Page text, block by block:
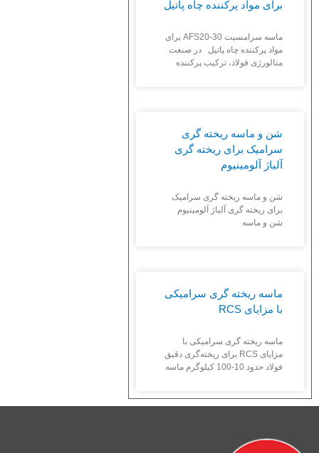
برای مواد پرکننده چاه پاتیل
ماسه سرامسیت AFS20-30 برای
مواد پرکننده چاه پاتیل در صنعت
متالورژی فولاد، ترکیب پرکننده
شن و ماسه ریخته گری
سرامیک برای ریخته گری
آلیاژ آلومینیوم
شن و ماسه ریخته گری سرامیک
برای ریخته گری آلیاژ آلومینیوم
شن و ماسه
ماسه ریخته گری سرامیکی
با مزایای RCS
ماسه ریخته گری سرامیکی با
مزایای RCS برای ریخته‌گری دقیق
فولاد حدود 10-100 کیلوگرم ماسه